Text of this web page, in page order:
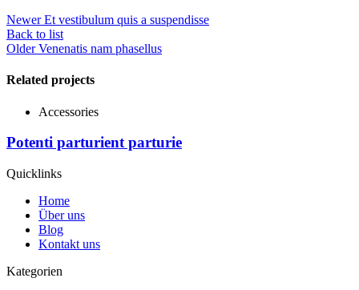
Newer Et vestibulum quis a suspendisse
Back to list
Older Venenatis nam phasellus
Related projects
Accessories
Potenti parturient parturie
Quicklinks
Home
Über uns
Blog
Kontakt uns
Kategorien